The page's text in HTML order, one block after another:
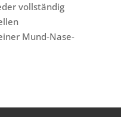
vollständig
Mund-Nase-